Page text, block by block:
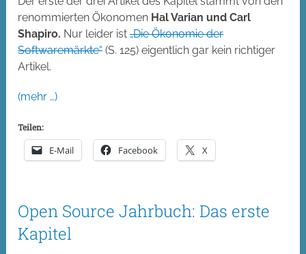
renommierten Ökonomen Hal Varian und Carl
Shapiro. Nur leider ist„Die Ökonomie der
Softwaremärkte“(S. 125) eigentlich gar kein richtiger
Artikel.
(mehr …)
Teilen:
E-Mail Facebook X
Open Source Jahrbuch: Das erste
Kapitel